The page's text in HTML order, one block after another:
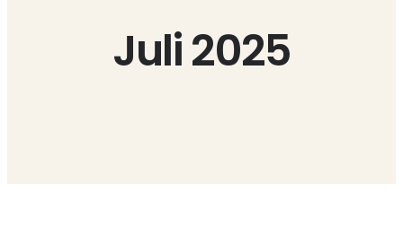
Juli 2025